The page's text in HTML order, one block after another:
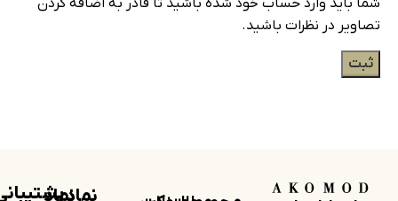
شما باید وارد حساب خود شده باشید تا قادر به اضافه کردن
تصاویر در نظرات باشید.